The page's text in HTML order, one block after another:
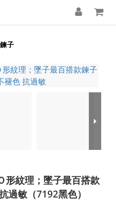
鍊子
形紋理；墜子最百搭款
過敏（7192黑色）